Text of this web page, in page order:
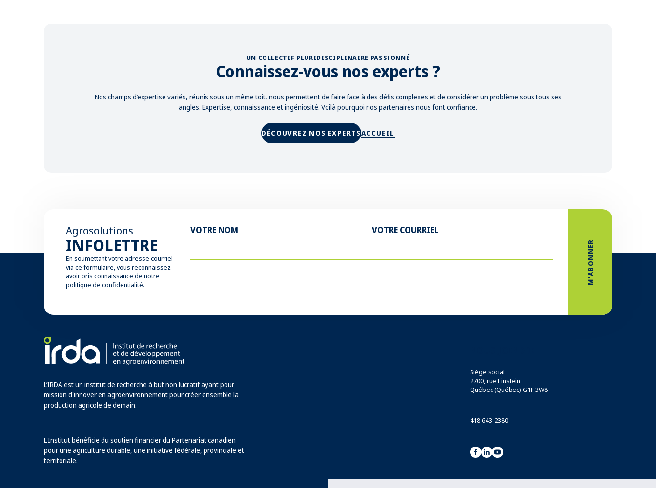
UN COLLECTIF PLURIDISCIPLINAIRE PASSIONNÉ
Connaissez-vous nos experts ?
Nos champs d’expertise variés, réunis sous un même toit, nous permettent de faire face à des défis complexes et de considérer un problème sous tous ses
angles. Expertise, connaissance et ingéniosité. Voilà pourquoi nos partenaires nous font confiance.
DÉCOUVREZ NOS EXPERTSACCUEIL
Agrosolutions
INFOLETTRE
En soumettant votre adresse courriel
via ce formulaire, vous reconnaissez
avoir pris connaissance de notre
politique de confidentialité.
VOTRE NOM VOTRE COURRIEL
M'ABONNER
L’IRDA est un institut de recherche à but non lucratif ayant pour
mission d'innover en agroenvironnement pour créer ensemble la
production agricole de demain.
L'Institut bénéficie du soutien financier du Partenariat canadien
pour une agriculture durable, une initiative fédérale, provinciale et
territoriale.
Siège social
2700, rue Einstein
Québec (Québec) G1P 3W8
418 643-2380
NOUS ÉCRIRE